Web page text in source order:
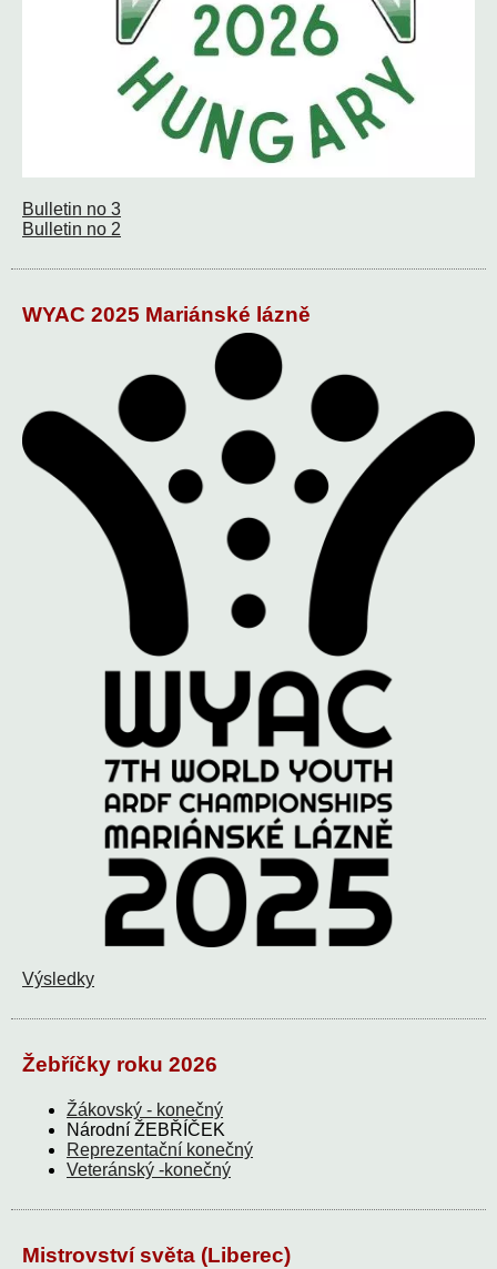
Bulletin no 3
Bulletin no 2
WYAC 2025 Mariánské lázně
Výsledky
Žebříčky roku 2026
Žákovský - konečný
Národní ŽEBŘÍČEK
Reprezentační konečný
Veteránský -konečný
Mistrovství světa (Liberec)